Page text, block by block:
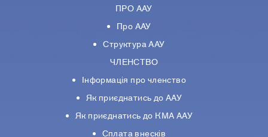
ПРО ААУ
Про ААУ
Структура ААУ
ЧЛЕНСТВО
Інформація про членство
Як приєднатись до ААУ
Як приєднатись до КМА ААУ
Сплата внесків